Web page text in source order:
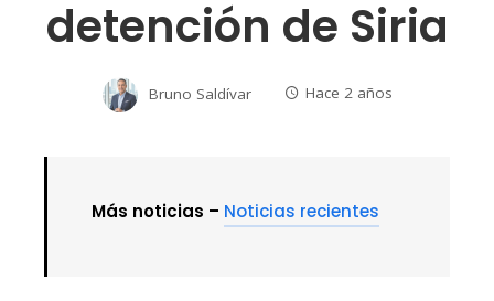
detención de Siria
Bruno Saldívar Hace 2 años
Más noticias – Noticias recientes